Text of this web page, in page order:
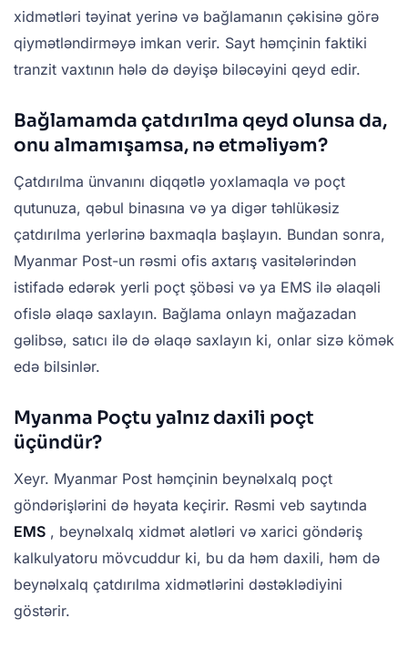
xidmətləri təyinat yerinə və bağlamanın çəkisinə görə
qiymətləndirməyə imkan verir. Sayt həmçinin faktiki
tranzit vaxtının hələ də dəyişə biləcəyini qeyd edir.
Bağlamamda çatdırılma qeyd olunsa da,
onu almamışamsa, nə etməliyəm?
Çatdırılma ünvanını diqqətlə yoxlamaqla və poçt
qutunuza, qəbul binasına və ya digər təhlükəsiz
çatdırılma yerlərinə baxmaqla başlayın. Bundan sonra,
Myanmar Post-un rəsmi ofis axtarış vasitələrindən
istifadə edərək yerli poçt şöbəsi və ya EMS ilə əlaqəli
ofislə əlaqə saxlayın. Bağlama onlayn mağazadan
gəlibsə, satıcı ilə də əlaqə saxlayın ki, onlar sizə kömək
edə bilsinlər.
Myanma Poçtu yalnız daxili poçt
üçündür?
Xeyr. Myanmar Post həmçinin beynəlxalq poçt
göndərişlərini də həyata keçirir. Rəsmi veb saytında
EMS , beynəlxalq xidmət alətləri və xarici göndəriş
kalkulyatoru mövcuddur ki, bu da həm daxili, həm də
beynəlxalq çatdırılma xidmətlərini dəstəklədiyini
göstərir.